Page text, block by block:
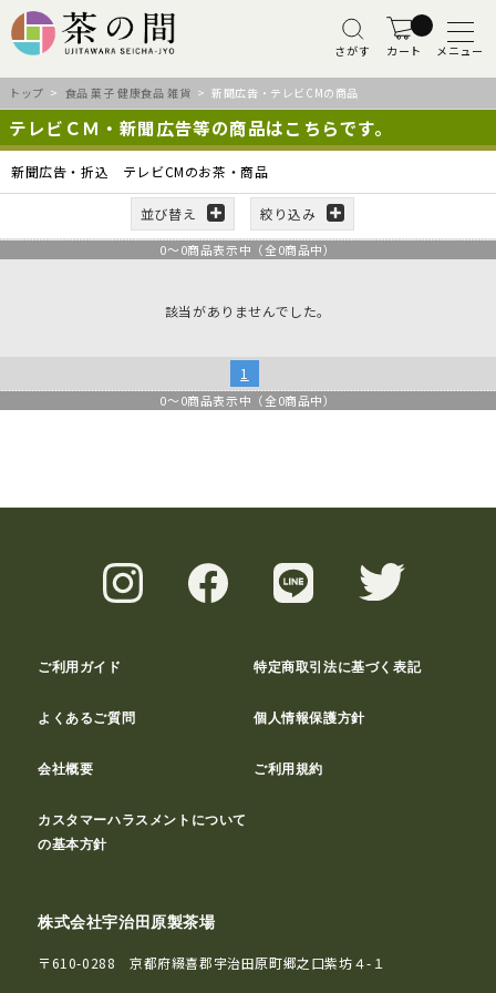
さがす カート メニュー
トップ > 食品 菓子 健康食品 雑貨 > 新聞広告・テレビCMの商品
テレビＣＭ・新聞広告等の商品はこちらです。
新聞広告・折込 テレビCMのお茶・商品
並び替え 絞り込み
0～0商品表示中（全0商品中）
該当がありませんでした。
1
0～0商品表示中（全0商品中）
ご利用ガイド 特定商取引法に基づく表記
よくあるご質問 個人情報保護方針
会社概要 ご利用規約
カスタマーハラスメントについて
の基本方針
株式会社宇治田原製茶場
〒610-0288 京都府綴喜郡宇治田原町郷之口紫坊４-１